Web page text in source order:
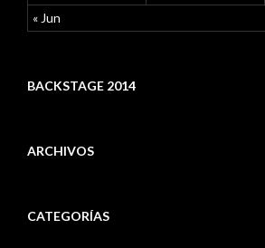
« Jun
BACKSTAGE 2014
ARCHIVOS
c
CATEGORÍAS